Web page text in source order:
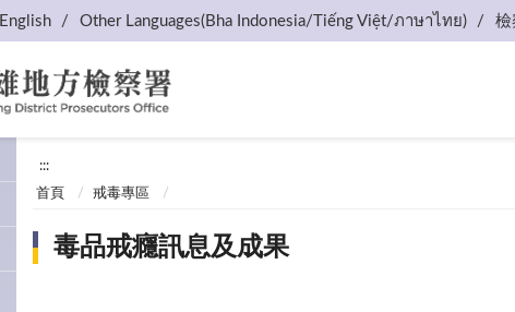
English Other Languages(Bha Indonesia/Tiếng Việt/ภาษาไทย) 檢
:::
首頁 戒毒專區
毒品戒癮訊息及成果